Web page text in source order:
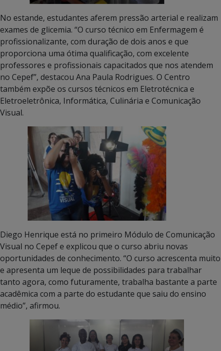
No estande, estudantes aferem pressão arterial e realizam
exames de glicemia. “O curso técnico em Enfermagem é
profissionalizante, com duração de dois anos e que
proporciona uma ótima qualificação, com excelente
professores e profissionais capacitados que nos atendem
no Cepef”, destacou Ana Paula Rodrigues. O Centro
também expõe os cursos técnicos em Eletrotécnica e
Eletroeletrônica, Informática, Culinária e Comunicação
Visual.
Diego Henrique está no primeiro Módulo de Comunicação
Visual no Cepef e explicou que o curso abriu novas
oportunidades de conhecimento. “O curso acrescenta muito
e apresenta um leque de possibilidades para trabalhar
tanto agora, como futuramente, trabalha bastante a parte
acadêmica com a parte do estudante que saiu do ensino
médio”, afirmou.